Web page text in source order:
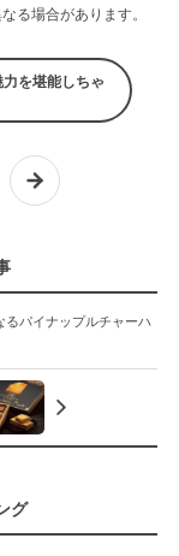
る場合があります。
を堪能しちゃ
るパイナップルチャーハ
グ